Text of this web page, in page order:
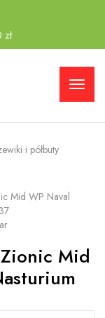
zł
i półbuty
Mid WP Naval
Mid